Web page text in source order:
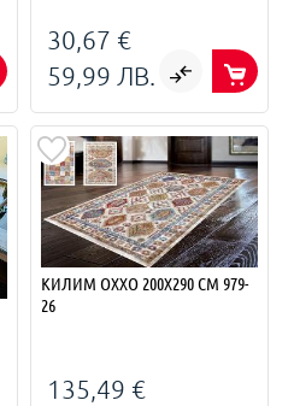
30,67 €
59,99 ЛВ.
КИЛИМ OXXO 200Х290 СМ 979-
26
135,49 €